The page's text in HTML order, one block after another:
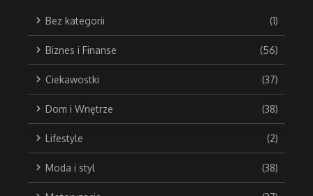
Bez kategorii (1)
Biznes i Finanse (56)
Ciekawostki (37)
Dom i Wnętrze (38)
Lifestyle (2)
Moda i styl (38)